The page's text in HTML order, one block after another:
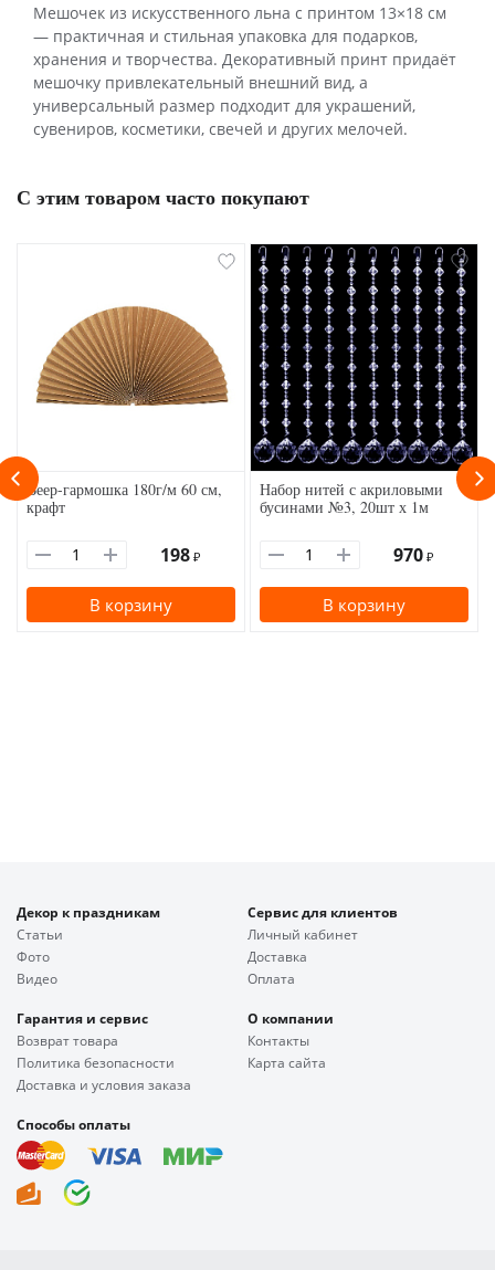
Мешочек из искусственного льна с принтом 13×18 см
— практичная и стильная упаковка для подарков,
хранения и творчества. Декоративный принт придаёт
мешочку привлекательный внешний вид, а
универсальный размер подходит для украшений,
сувениров, косметики, свечей и других мелочей.
С этим товаром часто покупают
Веер-гармошка 180г/м 60 см,
крафт
198 ₽
В корзину
Набор нитей с акриловыми
бусинами №3, 20шт х 1м
970 ₽
В корзину
Декор к праздникам
Статьи
Фото
Видео
Сервис для клиентов
Личный кабинет
Доставка
Оплата
Гарантия и сервис
Возврат товара
Политика безопасности
Доставка и условия заказа
О компании
Контакты
Карта сайта
Способы оплаты